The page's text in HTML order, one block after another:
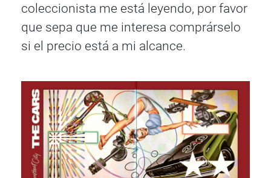
coleccionista me está leyendo, por favor
que sepa que me interesa comprárselo
si el precio está a mi alcance.